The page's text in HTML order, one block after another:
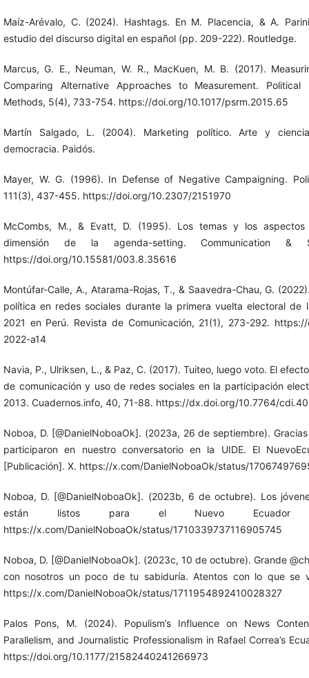
Maíz-Arévalo, C. (2024). Hashtags. En M. Placencia, & A.
estudio del discurso digital en español (pp. 209-222). Routledge.
Marcus, G. E., Neuman, W. R., MacKuen, M. B. (2017).
Comparing Alternative Approaches to Measurement. Political
Methods, 5(4), 733-754. https://doi.org/10.1017/psrm.2015.65
Martín Salgado, L. (2004). Marketing político. Arte y
democracia. Paidós.
Mayer, W. G. (1996). In Defense of Negative Campaigning.
111(3), 437-455. https://doi.org/10.2307/2151970
McCombs, M., & Evatt, D. (1995). Los temas y los aspectos
dimensión de la agenda-setting. Communication &
https://doi.org/10.15581/003.8.35616
Montúfar-Calle, A., Atarama-Rojas, T., & Saavedra-Chau, G.
política en redes sociales durante la primera vuelta electoral de
2021 en Perú. Revista de Comunicación, 21(1), 273-292. https://
2022-a14
Navia, P., Ulriksen, L., & Paz, C. (2017). Tuiteo, luego voto. El
de comunicación y uso de redes sociales en la participación
2013. Cuadernos.info, 40, 71-88. https://dx.doi.org/10.7764/
Noboa, D. [@DanielNoboaOk]. (2023a, 26 de septiembre).
participaron en nuestro conversatorio en la UIDE. El
[Publicación]. X. https://x.com/DanielNoboaOk/status/
Noboa, D. [@DanielNoboaOk]. (2023b, 6 de octubre). Los
están listos para el Nuevo Ecuador
https://x.com/DanielNoboaOk/status/1710339737116905745
Noboa, D. [@DanielNoboaOk]. (2023c, 10 de octubre). Grande
con nosotros un poco de tu sabiduría. Atentos con lo que se
https://x.com/DanielNoboaOk/status/1711954892410028327
Palos Pons, M. (2024). Populism’s Influence on News
Parallelism, and Journalistic Professionalism in Rafael Correa’s
https://doi.org/10.1177/21582440241266973